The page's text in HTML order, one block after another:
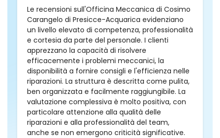
Le recensioni sull'Officina Meccanica di Cosimo
Carangelo di Presicce-Acquarica evidenziano
un livello elevato di competenza, professionalità
e cortesia da parte del personale. I clienti
apprezzano la capacità di risolvere
efficacemente i problemi meccanici, la
disponibilità a fornire consigli e l'efficienza nelle
riparazioni. La struttura è descritta come pulita,
ben organizzata e facilmente raggiungibile. La
valutazione complessiva è molto positiva, con
particolare attenzione alla qualità delle
riparazioni e alla professionalità del team,
anche se non emergono criticità significative.